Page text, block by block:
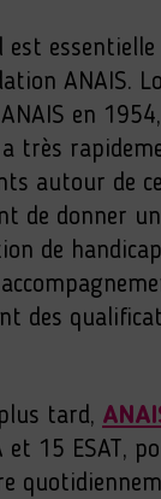
est
ANAIS.
en 1954,
a très
autour de
de donner
de
des
tard,
et 15 ESAT,